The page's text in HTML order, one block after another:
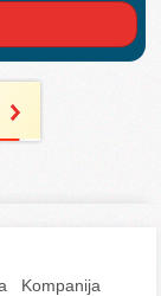
Kompanija